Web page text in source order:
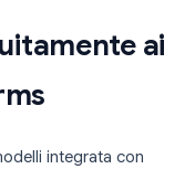
ai
integrata con